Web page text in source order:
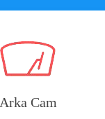
Arka Cam